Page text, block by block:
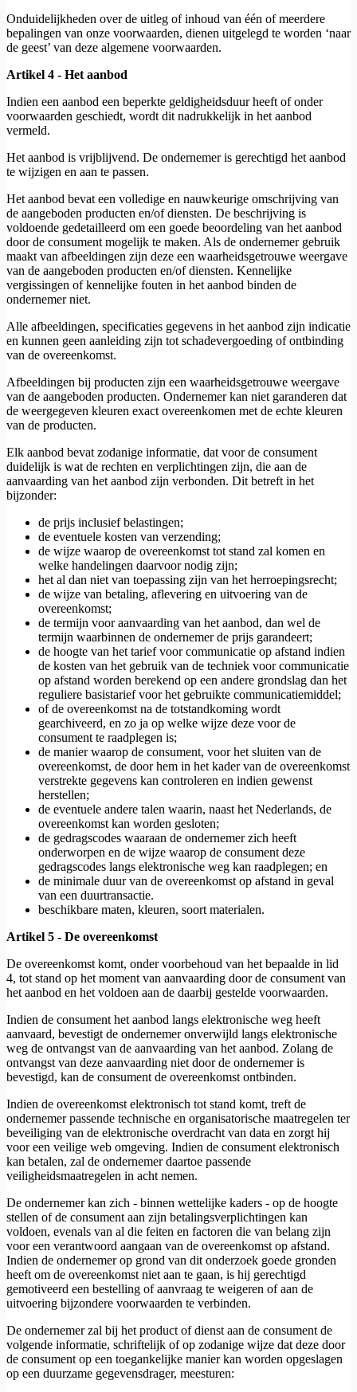
Onduidelijkheden over de uitleg of inhoud van één of meerdere
bepalingen van onze voorwaarden, dienen uitgelegd te worden ‘naar
de geest’ van deze algemene voorwaarden.
Artikel 4 - Het aanbod
Indien een aanbod een beperkte geldigheidsduur heeft of onder
voorwaarden geschiedt, wordt dit nadrukkelijk in het aanbod
vermeld.
Het aanbod is vrijblijvend. De ondernemer is gerechtigd het aanbod
te wijzigen en aan te passen.
Het aanbod bevat een volledige en nauwkeurige omschrijving van
de aangeboden producten en/of diensten. De beschrijving is
voldoende gedetailleerd om een goede beoordeling van het aanbod
door de consument mogelijk te maken. Als de ondernemer gebruik
maakt van afbeeldingen zijn deze een waarheidsgetrouwe weergave
van de aangeboden producten en/of diensten. Kennelijke
vergissingen of kennelijke fouten in het aanbod binden de
ondernemer niet.
Alle afbeeldingen, specificaties gegevens in het aanbod zijn indicatie
en kunnen geen aanleiding zijn tot schadevergoeding of ontbinding
van de overeenkomst.
Afbeeldingen bij producten zijn een waarheidsgetrouwe weergave
van de aangeboden producten. Ondernemer kan niet garanderen dat
de weergegeven kleuren exact overeenkomen met de echte kleuren
van de producten.
Elk aanbod bevat zodanige informatie, dat voor de consument
duidelijk is wat de rechten en verplichtingen zijn, die aan de
aanvaarding van het aanbod zijn verbonden. Dit betreft in het
bijzonder:
de prijs inclusief belastingen;
de eventuele kosten van verzending;
de wijze waarop de overeenkomst tot stand zal komen en
welke handelingen daarvoor nodig zijn;
het al dan niet van toepassing zijn van het herroepingsrecht;
de wijze van betaling, aflevering en uitvoering van de
overeenkomst;
de termijn voor aanvaarding van het aanbod, dan wel de
termijn waarbinnen de ondernemer de prijs garandeert;
de hoogte van het tarief voor communicatie op afstand indien
de kosten van het gebruik van de techniek voor communicatie
op afstand worden berekend op een andere grondslag dan het
reguliere basistarief voor het gebruikte communicatiemiddel;
of de overeenkomst na de totstandkoming wordt
gearchiveerd, en zo ja op welke wijze deze voor de
consument te raadplegen is;
de manier waarop de consument, voor het sluiten van de
overeenkomst, de door hem in het kader van de overeenkomst
verstrekte gegevens kan controleren en indien gewenst
herstellen;
de eventuele andere talen waarin, naast het Nederlands, de
overeenkomst kan worden gesloten;
de gedragscodes waaraan de ondernemer zich heeft
onderworpen en de wijze waarop de consument deze
gedragscodes langs elektronische weg kan raadplegen; en
de minimale duur van de overeenkomst op afstand in geval
van een duurtransactie.
beschikbare maten, kleuren, soort materialen.
Artikel 5 - De overeenkomst
De overeenkomst komt, onder voorbehoud van het bepaalde in lid
4, tot stand op het moment van aanvaarding door de consument van
het aanbod en het voldoen aan de daarbij gestelde voorwaarden.
Indien de consument het aanbod langs elektronische weg heeft
aanvaard, bevestigt de ondernemer onverwijld langs elektronische
weg de ontvangst van de aanvaarding van het aanbod. Zolang de
ontvangst van deze aanvaarding niet door de ondernemer is
bevestigd, kan de consument de overeenkomst ontbinden.
Indien de overeenkomst elektronisch tot stand komt, treft de
ondernemer passende technische en organisatorische maatregelen ter
beveiliging van de elektronische overdracht van data en zorgt hij
voor een veilige web omgeving. Indien de consument elektronisch
kan betalen, zal de ondernemer daartoe passende
veiligheidsmaatregelen in acht nemen.
De ondernemer kan zich - binnen wettelijke kaders - op de hoogte
stellen of de consument aan zijn betalingsverplichtingen kan
voldoen, evenals van al die feiten en factoren die van belang zijn
voor een verantwoord aangaan van de overeenkomst op afstand.
Indien de ondernemer op grond van dit onderzoek goede gronden
heeft om de overeenkomst niet aan te gaan, is hij gerechtigd
gemotiveerd een bestelling of aanvraag te weigeren of aan de
uitvoering bijzondere voorwaarden te verbinden.
De ondernemer zal bij het product of dienst aan de consument de
volgende informatie, schriftelijk of op zodanige wijze dat deze door
de consument op een toegankelijke manier kan worden opgeslagen
op een duurzame gegevensdrager, meesturen: